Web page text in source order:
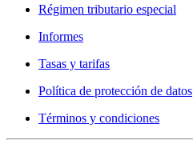
Régimen tributario especial
Informes
Tasas y tarifas
Política de protección de datos
Términos y condiciones